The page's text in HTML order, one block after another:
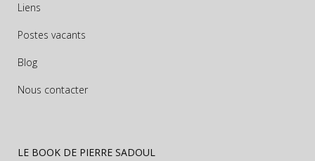
Liens
Postes vacants
Blog
Nous contacter
LE BOOK DE PIERRE SADOUL